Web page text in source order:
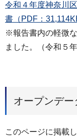
令和４年度神奈川
書（PDF：
※報告書内の軽微
ました。（令和５
オープンデ
このページに掲載